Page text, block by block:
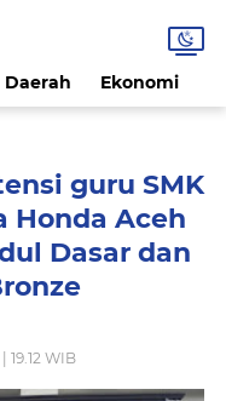
Daerah Ekonomi
guru SMK
Honda Aceh
Dasar dan
19.12 WIB